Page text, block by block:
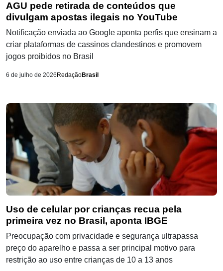
AGU pede retirada de conteúdos que
divulgam apostas ilegais no YouTube
Notificação enviada ao Google aponta perfis que ensinam a
criar plataformas de cassinos clandestinos e promovem
jogos proibidos no Brasil
6 de julho de 2026 RedaçãoBrasil
Uso de celular por crianças recua pela
primeira vez no Brasil, aponta IBGE
Preocupação com privacidade e segurança ultrapassa
preço do aparelho e passa a ser principal motivo para
restrição ao uso entre crianças de 10 a 13 anos